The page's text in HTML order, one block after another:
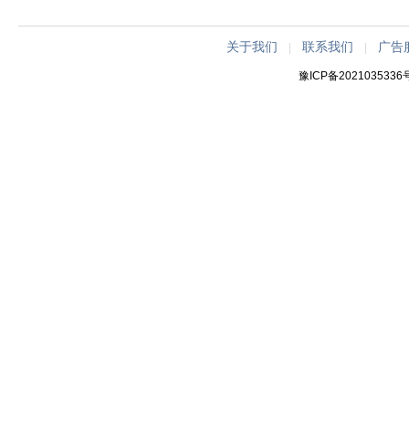
关于我们 |联系我们 广告
豫ICP备2021035336